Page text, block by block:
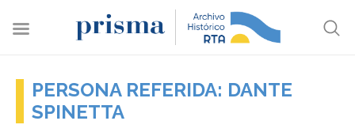
PERSONA REFERIDA: DANTE
SPINETTA